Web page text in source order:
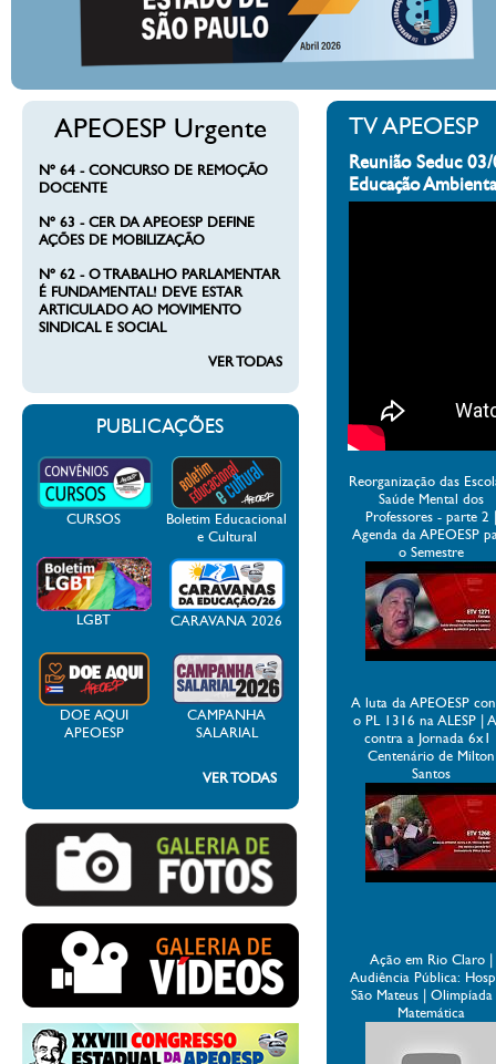
APEOESP Urgente
Nº 64 - CONCURSO DE REMOÇÃO
DOCENTE
Nº 63 - CER DA APEOESP DEFINE
AÇÕES DE MOBILIZAÇÃO
Nº 62 - O TRABALHO PARLAMENTAR
É FUNDAMENTAL! DEVE ESTAR
ARTICULADO AO MOVIMENTO
SINDICAL E SOCIAL
VER TODAS
PUBLICAÇÕES
CURSOS
Boletim Educacional
e Cultural
LGBT CARAVANA 2026
DOE AQUI
APEOESP
CAMPANHA
SALARIAL
VER TODAS
TV APEOESP
Reunião Seduc
Educação
Reorganização das
Saúde Mental dos
Professores - parte 2
Agenda da APEOESP
o Semestre
A luta da APEOESP
o PL 1316 na ALESP |
contra a Jornada 6x1
Centenário de Milton
Santos
Ação em Rio Claro |
Audiência Pública:
São Mateus |
Matemática